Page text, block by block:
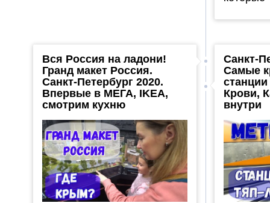
Санкт-
Самые
Крови,
внутри
Вся Россия на ладони!
Гранд макет Россия.
Санкт-Петербург 2020.
Впервые в МЕГА, IKEA,
смотрим кухню